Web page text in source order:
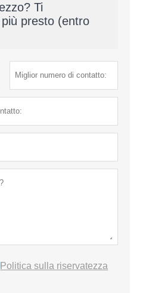
Ti
presto (entro
Politica sulla riservatezza